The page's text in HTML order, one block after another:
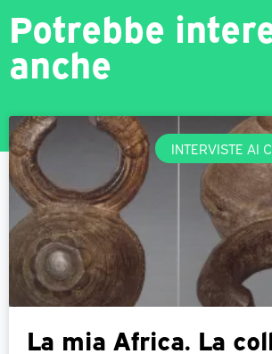
Potrebbe
anche
INTERVISTE AI
La mia Africa. La